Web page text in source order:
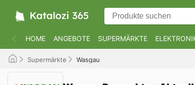
HOME ANGEBOTE SUPERMÄRKTE
Supermärkte Wasgau